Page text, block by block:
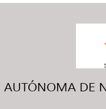
AUTÓNOMA DE